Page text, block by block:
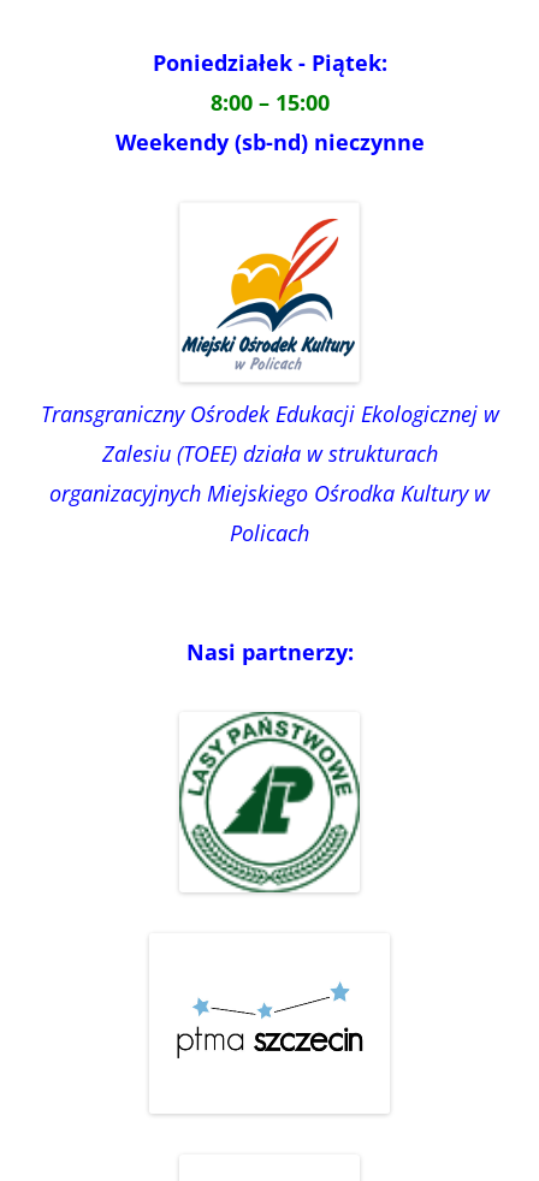
Poniedziałek - Piątek:
8:00 – 15:00
Weekendy (sb-nd) nieczynne
Transgraniczny Ośrodek Edukacji Ekologicznej w
Zalesiu (TOEE) działa w strukturach
organizacyjnych Miejskiego Ośrodka Kultury w
Policach
Nasi partnerzy: